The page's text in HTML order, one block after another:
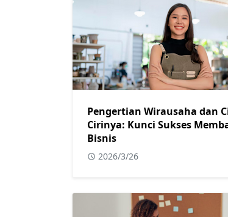
Pengertian Wirausaha dan
Cirinya: Kunci Sukses
Bisnis
2026/3/26